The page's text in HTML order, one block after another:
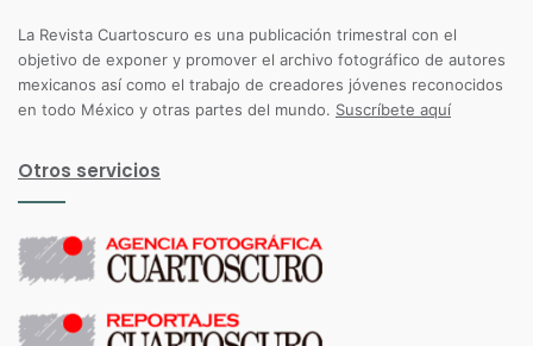
La Revista Cuartoscuro es una publicación trimestral con el
objetivo de exponer y promover el archivo fotográfico de autores
mexicanos así como el trabajo de creadores jóvenes reconocidos
en todo México y otras partes del mundo. Suscríbete aquí
Otros servicios